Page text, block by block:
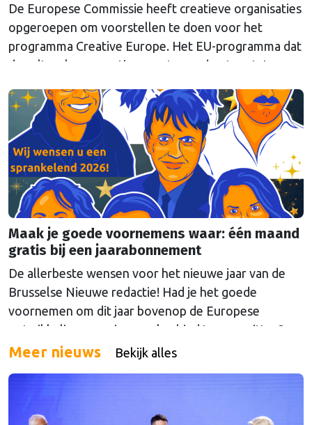
De Europese Commissie heeft creatieve organisaties
opgeroepen om voorstellen te doen voor het
programma Creative Europe. Het EU-programma dat
de culturele en creatieve sector ondersteunt. In
zogenoemde Europese Samenwerkingsprojecten in
deze sector. Daarmee wil Brussel internationale
samenwerking tussen culturele organisaties
versterken. Met het budget kunnen naar verwachting
…Continued
Maak je goede voornemens waar: één maand
gratis bij een jaarabonnement
De allerbeste wensen voor het nieuwe jaar van de
Brusselse Nieuwe redactie! Had je het goede
voornemen om dit jaar bovenop de Europese
ontwikkelingen op jouw vakgebied te gaan zitten?
Neem nu een abonnement, betalen kan maandelijks
Meer nieuws Bekijk alles